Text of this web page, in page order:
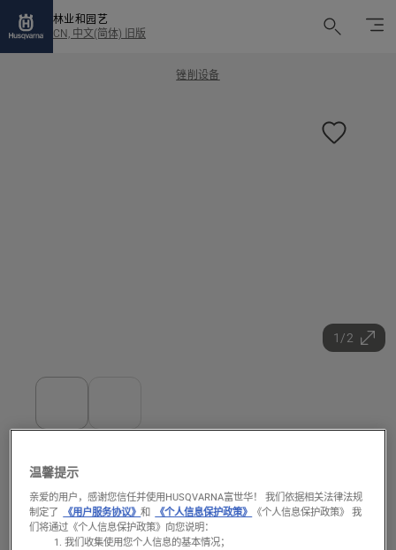
林业和园艺
CN, 中文(简体) 旧版
锉削设备
1/2
锉削设备
套锉
温馨提示
亲爱的用户，感谢您信任并使用HUSQVARNA富世华！ 我们依据相关法律法规
制定了
《用户服务协议》和 《个人信息保护政策》
《个人信息保护政策》 我
们将通过《个人信息保护政策》向您说明：
我们收集使用您个人信息的基本情况；